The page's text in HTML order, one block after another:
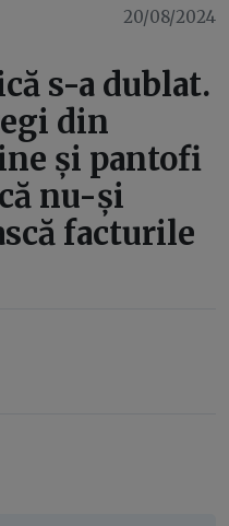
20/08/2024
s-a dublat.
din
și pantofi
nu-și
facturile